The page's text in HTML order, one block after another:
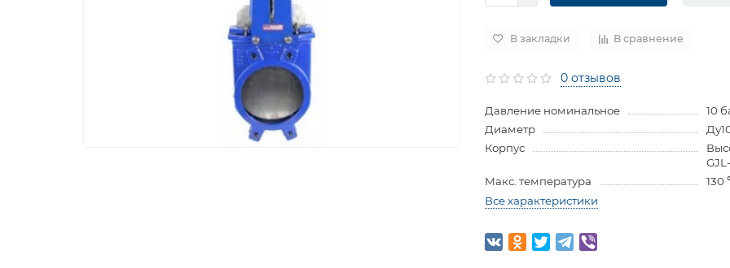
В закладки В сравнение
0 отзывов
Давление номинальное
10
Диаметр
Корпус
Макс. температура
130
Все характеристики